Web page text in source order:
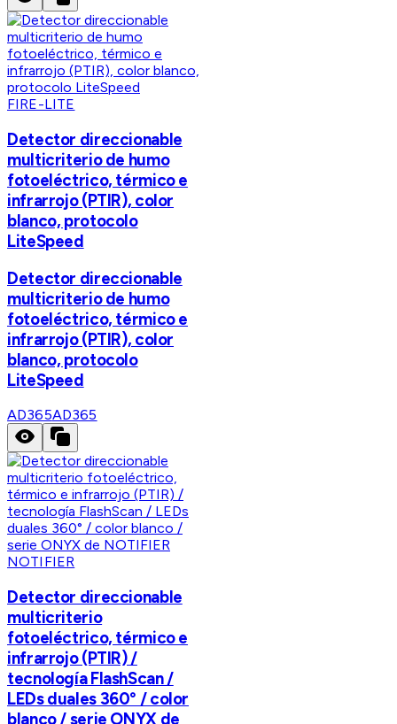
FIRE-LITE
Detector direccionable
multicriterio de humo
fotoeléctrico, térmico e
infrarrojo (PTIR), color
blanco, protocolo
LiteSpeed
Detector direccionable
multicriterio de humo
fotoeléctrico, térmico e
infrarrojo (PTIR), color
blanco, protocolo
LiteSpeed
AD365AD365
NOTIFIER
Detector direccionable
multicriterio
fotoeléctrico, térmico e
infrarrojo (PTIR) /
tecnología FlashScan /
LEDs duales 360° / color
blanco / serie ONYX de